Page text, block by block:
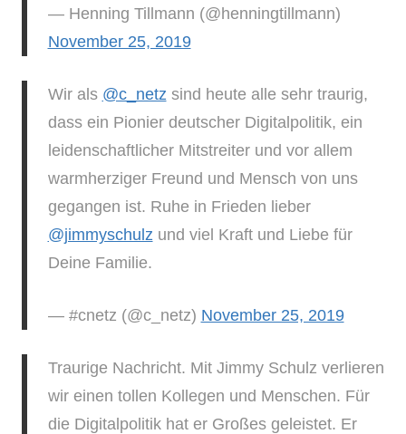
— Henning Tillmann (@henningtillmann)
November 25, 2019
Wir als @c_netz sind heute alle sehr traurig,
dass ein Pionier deutscher Digitalpolitik, ein
leidenschaftlicher Mitstreiter und vor allem
warmherziger Freund und Mensch von uns
gegangen ist. Ruhe in Frieden lieber
@jimmyschulz und viel Kraft und Liebe für
Deine Familie.
— #cnetz (@c_netz) November 25, 2019
Traurige Nachricht. Mit Jimmy Schulz verlieren
wir einen tollen Kollegen und Menschen. Für
die Digitalpolitik hat er Großes geleistet. Er